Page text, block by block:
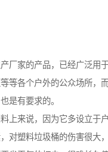
厂家的产品，已经广泛用于
等各个户外的公众场所，
是有要求的。
上来说，因为它多设立于
对塑料垃圾桶的伤害很大